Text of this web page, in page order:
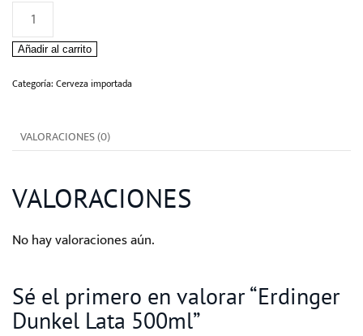
Erdinger
Dunkel
Lata
500ml
Añadir al carrito
Categoría: Cerveza importada
VALORACIONES (0)
VALORACIONES
No hay valoraciones aún.
Sé el primero en valorar “Erdinger
Dunkel Lata 500ml”